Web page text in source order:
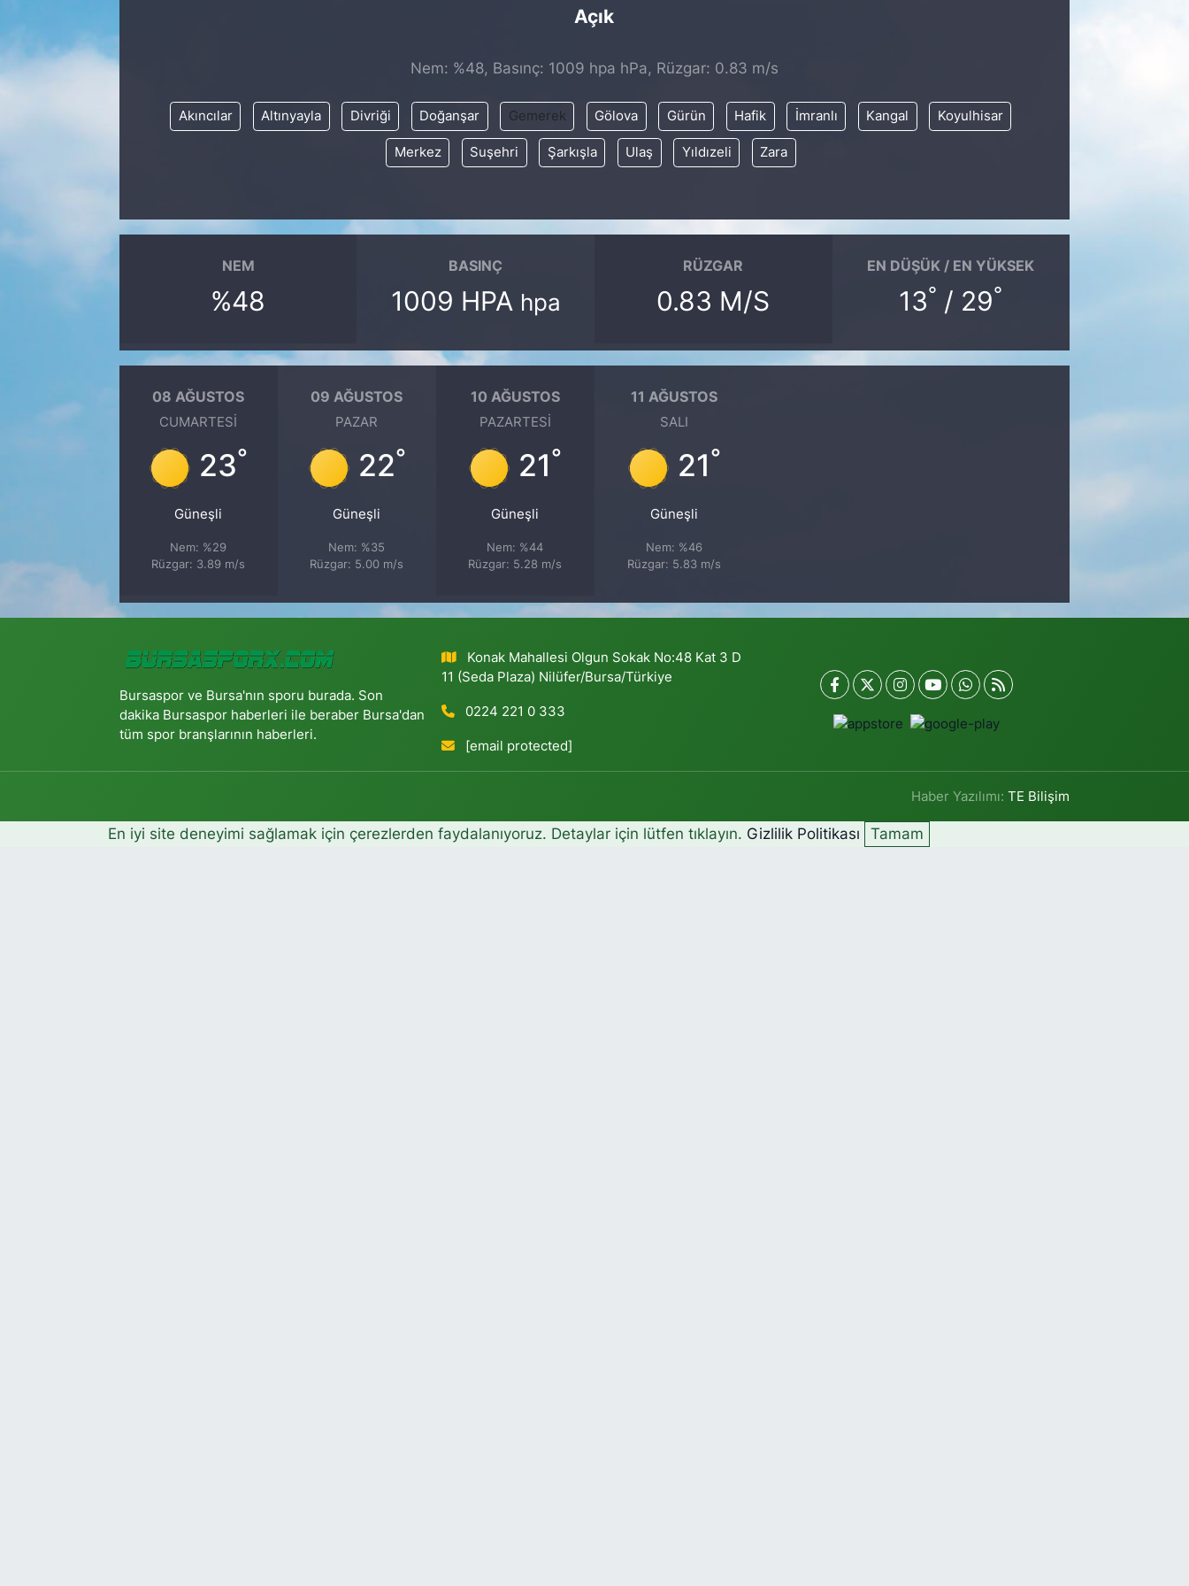
Açık
Nem: %48, Basınç: 1009 hpa hPa, Rüzgar: 0.83 m/s
Akıncılar Altınyayla Divriği Doğanşar Gemerek Gölova Gürün Hafik İmranlı Kangal Koyulhisar
Merkez Suşehri Şarkışla Ulaş Yıldızeli Zara
NEM
%48
BASINÇ
1009 HPA hpa
RÜZGAR
0.83 M/S
EN DÜŞÜK / EN YÜKSEK
13° / 29°
08 AĞUSTOS
CUMARTESI
23°
Güneşli
Nem: %29
Rüzgar: 3.89 m/s
09 AĞUSTOS
PAZAR
22°
Güneşli
Nem: %35
Rüzgar: 5.00 m/s
10 AĞUSTOS
PAZARTESI
21°
Güneşli
Nem: %44
Rüzgar: 5.28 m/s
11 AĞUSTOS
SALI
21°
Güneşli
Nem: %46
Rüzgar: 5.83 m/s
Bursaspor ve Bursa'nın sporu burada. Son
dakika Bursaspor haberleri ile beraber Bursa'dan
tüm spor branşlarının haberleri.
Konak Mahallesi Olgun Sokak No:48 Kat 3 D
11 (Seda Plaza) Nilüfer/Bursa/Türkiye
0224 221 0 333
[email protected]
Haber Yazılımı:TE Bilişim
En iyi site deneyimi sağlamak için çerezlerden faydalanıyoruz. Detaylar için lütfen tıklayın. Gizlilik Politikası Tamam